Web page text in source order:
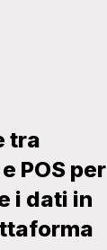
tra
POS per
i dati in